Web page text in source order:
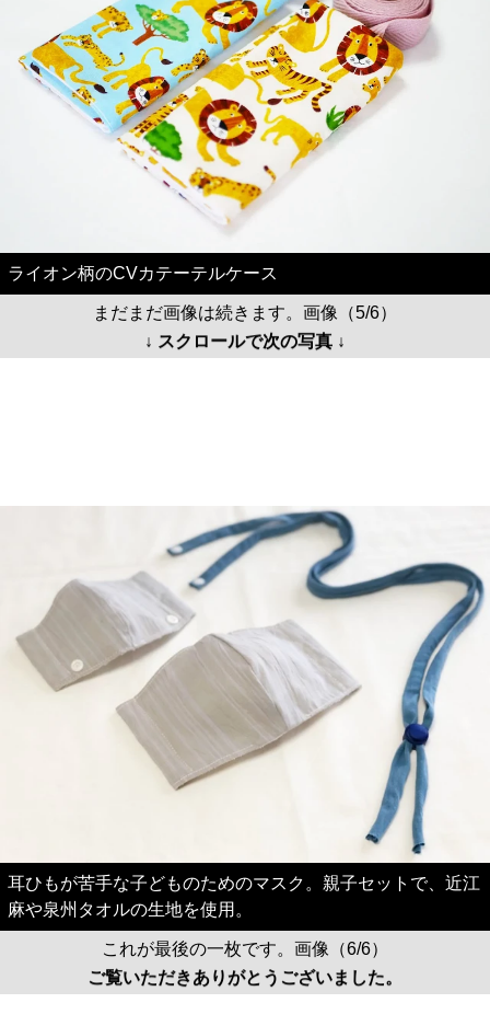
ライオン柄のCVカテーテルケース
まだまだ画像は続きます。画像（5/6）
↓ スクロールで次の写真 ↓
耳ひもが苦手な子どものためのマスク。親子セットで、近江
麻や泉州タオルの生地を使用。
これが最後の一枚です。画像（6/6）
ご覧いただきありがとうございました。